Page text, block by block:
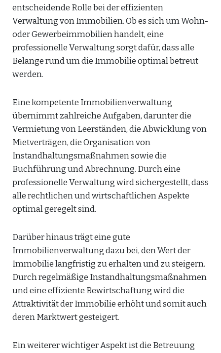
entscheidende Rolle bei der effizienten
Verwaltung von Immobilien. Ob es sich um Wohn-
oder Gewerbeimmobilien handelt, eine
professionelle Verwaltung sorgt dafür, dass alle
Belange rund um die Immobilie optimal betreut
werden.
Eine kompetente Immobilienverwaltung
übernimmt zahlreiche Aufgaben, darunter die
Vermietung von Leerständen, die Abwicklung von
Mietverträgen, die Organisation von
Instandhaltungsmaßnahmen sowie die
Buchführung und Abrechnung. Durch eine
professionelle Verwaltung wird sichergestellt, dass
alle rechtlichen und wirtschaftlichen Aspekte
optimal geregelt sind.
Darüber hinaus trägt eine gute
Immobilienverwaltung dazu bei, den Wert der
Immobilie langfristig zu erhalten und zu steigern.
Durch regelmäßige Instandhaltungsmaßnahmen
und eine effiziente Bewirtschaftung wird die
Attraktivität der Immobilie erhöht und somit auch
deren Marktwert gesteigert.
Ein weiterer wichtiger Aspekt ist die Betreuung